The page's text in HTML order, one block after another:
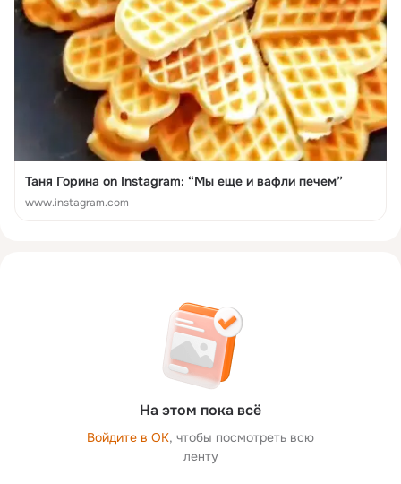
Таня Горина on Instagram: “Мы еще и вафли печем”
www.instagram.com
На этом пока всё
Войдите в ОК, чтобы посмотреть всю
ленту